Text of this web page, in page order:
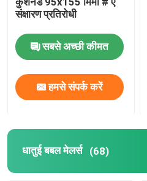
ESD परिरक्षण बैग
संक्षारण प्रतिरोधी
सबसे अच्छी कीमत
हमसे संपर्क करें
धातुई बबल मेलर्स (68)